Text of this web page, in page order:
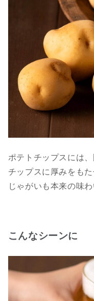
ポテトチップスには
チップスに厚みをも
じゃがいも本来の味
こんなシーンに